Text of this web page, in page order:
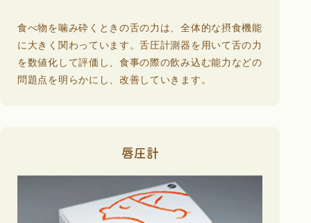
食べ物を噛み砕くときの舌の力は、全体的な摂食機能
に大きく関わっています。舌圧計測器を用いて舌の力
を数値化して評価し、食事の際の飲み込む能力などの
問題点を明らかにし、改善していきます。
唇圧計